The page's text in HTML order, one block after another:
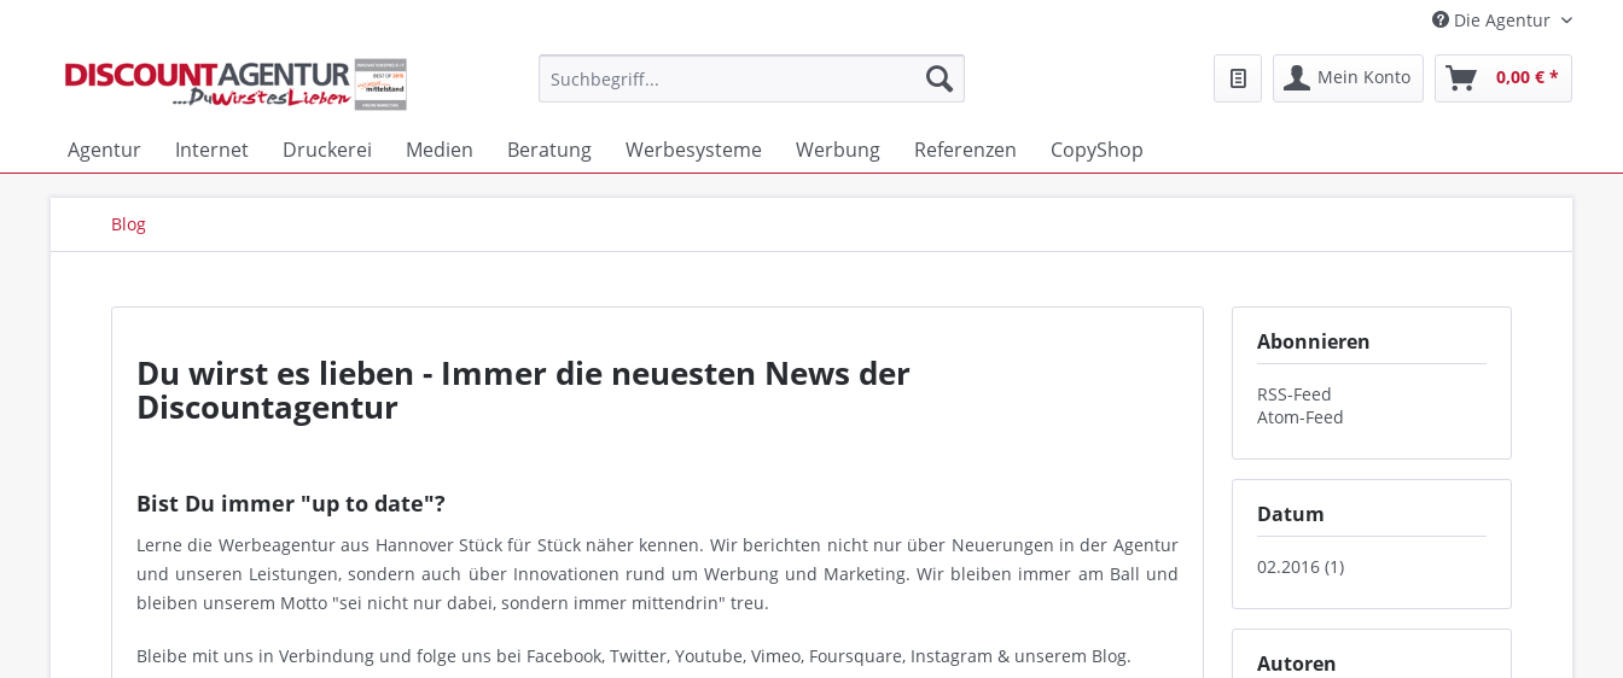
Die Agentur
Mein Konto 0,00 € *
Agentur Internet Druckerei Medien Beratung Werbesysteme Werbung Referenzen CopyShop
Blog
Abonnieren
RSS-Feed
Atom-Feed
Datum
02.2016 (1)
Autoren
Du wirst es lieben - Immer die neuesten News der
Discountagentur
Bist Du immer "up to date"?
Lerne die Werbeagentur aus Hannover Stück für Stück näher kennen. Wir berichten nicht nur über Neuerungen in der Agentur
und unseren Leistungen, sondern auch über Innovationen rund um Werbung und Marketing. Wir bleiben immer am Ball und
bleiben unserem Motto "sei nicht nur dabei, sondern immer mittendrin" treu.
Bleibe mit uns in Verbindung und folge uns bei Facebook, Twitter, Youtube, Vimeo, Foursquare, Instagram & unserem Blog.